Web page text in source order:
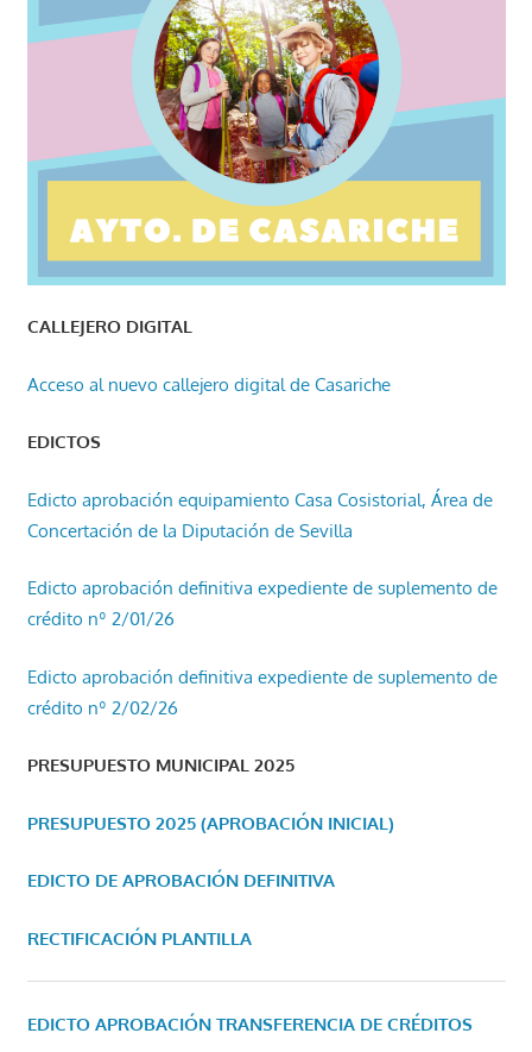
CALLEJERO DIGITAL
Acceso al nuevo callejero digital de Casariche
EDICTOS
Edicto aprobación equipamiento Casa Cosistorial, Área de
Concertación de la Diputación de Sevilla
Edicto aprobación definitiva expediente de suplemento de
crédito nº 2/01/26
Edicto aprobación definitiva expediente de suplemento de
crédito nº 2/02/26
PRESUPUESTO MUNICIPAL 2025
PRESUPUESTO 2025 (APROBACIÓN INICIAL)
EDICTO DE APROBACIÓN DEFINITIVA
RECTIFICACIÓN PLANTILLA
EDICTO APROBACIÓN TRANSFERENCIA DE CRÉDITOS